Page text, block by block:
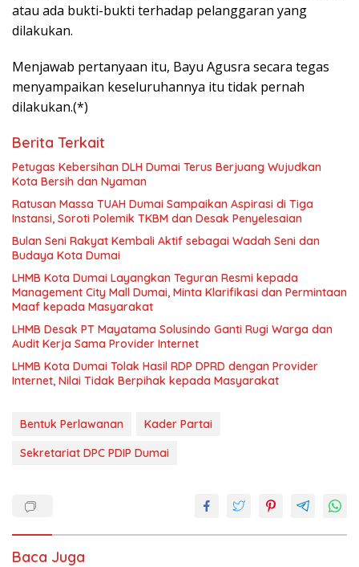
atau ada bukti-bukti terhadap pelanggaran yang
dilakukan.
Menjawab pertanyaan itu, Bayu Agusra secara tegas
menyampaikan keseluruhannya itu tidak pernah
dilakukan.(*)
Berita Terkait
Petugas Kebersihan DLH Dumai Terus Berjuang Wujudkan
Kota Bersih dan Nyaman
Ratusan Massa TUAH Dumai Sampaikan Aspirasi di Tiga
Instansi, Soroti Polemik TKBM dan Desak Penyelesaian
Bulan Seni Rakyat Kembali Aktif sebagai Wadah Seni dan
Budaya Kota Dumai
LHMB Kota Dumai Layangkan Teguran Resmi kepada
Management City Mall Dumai, Minta Klarifikasi dan Permintaan
Maaf kepada Masyarakat
LHMB Desak PT Mayatama Solusindo Ganti Rugi Warga dan
Audit Kerja Sama Provider Internet
LHMB Kota Dumai Tolak Hasil RDP DPRD dengan Provider
Internet, Nilai Tidak Berpihak kepada Masyarakat
Bentuk Perlawanan
Kader Partai
Sekretariat DPC PDIP Dumai
Baca Juga